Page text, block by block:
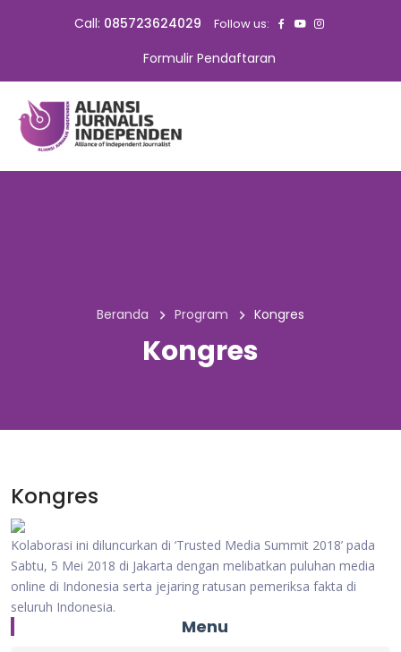
Call: 085723624029 Follow us:
Formulir Pendaftaran
Beranda Program Kongres
Kongres
Kongres
Kolaborasi ini diluncurkan di ‘Trusted Media Summit 2018’ pada
Sabtu, 5 Mei 2018 di Jakarta dengan melibatkan puluhan media
online di Indonesia serta jejaring ratusan pemeriksa fakta di
seluruh Indonesia.
Menu